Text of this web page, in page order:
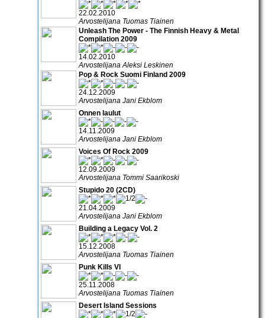
22.02.2010
Arvostelijana Tuomas Tiainen
Unleash The Power - The Finnish Heavy & Metal
Compilation 2009
14.02.2010
Arvostelijana Aleksi Leskinen
Pop & Rock Suomi Finland 2009
24.12.2009
Arvostelijana Jani Ekblom
Onnen laulut
14.11.2009
Arvostelijana Jani Ekblom
Voices Of Rock 2009
12.09.2009
Arvostelijana Tommi Saarikoski
Stupido 20 (2CD)
21.04.2009
Arvostelijana Jani Ekblom
Building a Legacy Vol. 2
15.12.2008
Arvostelijana Tuomas Tiainen
Punk Kills VI
25.11.2008
Arvostelijana Tuomas Tiainen
Desert Island Sessions